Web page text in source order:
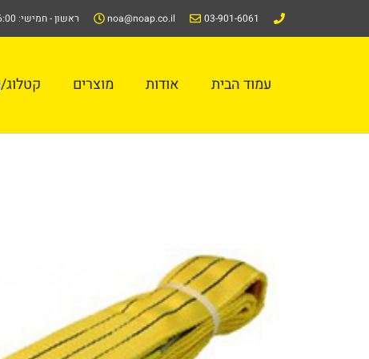
03-901-6061
noa@noap.co.il ראשון - חמישי: 08:00-16:00
עמוד הבית אודות מוצרים קטלוג/Catalog